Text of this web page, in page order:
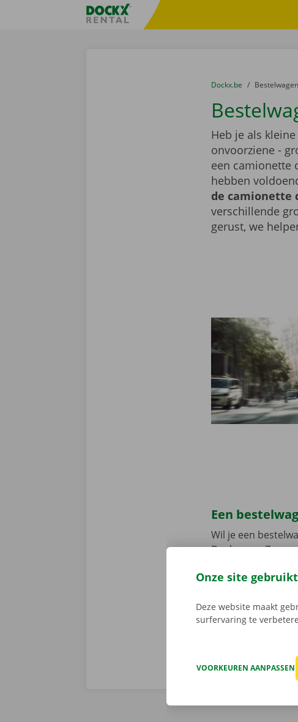
Taalselectie overslaanFratello DEMO
U bevindt zich hier:
van
Dockx.be naar
Heb je als
onvoorziene -
een camionette
hebben
de camionette
verschillende
gerust, we
Een
Wil je een
Dockx-app. Zo
Service Shop. Bij
Onze site
Deze website maakt
surfervaring te
VOORKEUREN AANPASSEN